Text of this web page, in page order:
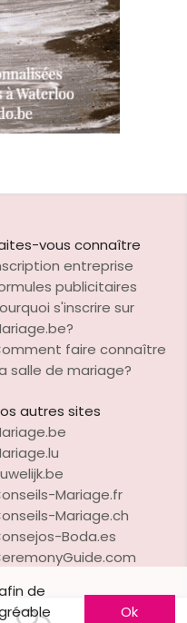
vous connaître
entreprise
publicitaires
s'inscrire sur
faire connaître
salle de mariage?
autres sites
Mariage.fr
Mariage.ch
Boda.es
de
Ok